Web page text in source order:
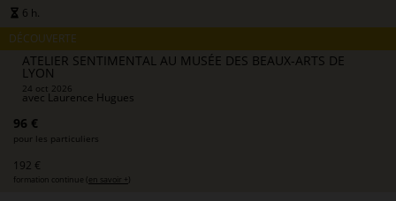
6 h.
DÉCOUVERTE
ATELIER SENTIMENTAL AU MUSÉE DES BEAUX-ARTS DE
LYON
24 oct 2026
avec Laurence Hugues
96 €
pour les particuliers
192 €
formation continue ( en savoir + )